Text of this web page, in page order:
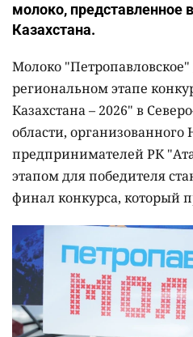
молоко, представленное
Казахстана.
Молоко "Петропавловское"
региональном этапе
Казахстана – 2026" в
области,
предпринимателей РК
этапом для победителя
финал конкурса, который